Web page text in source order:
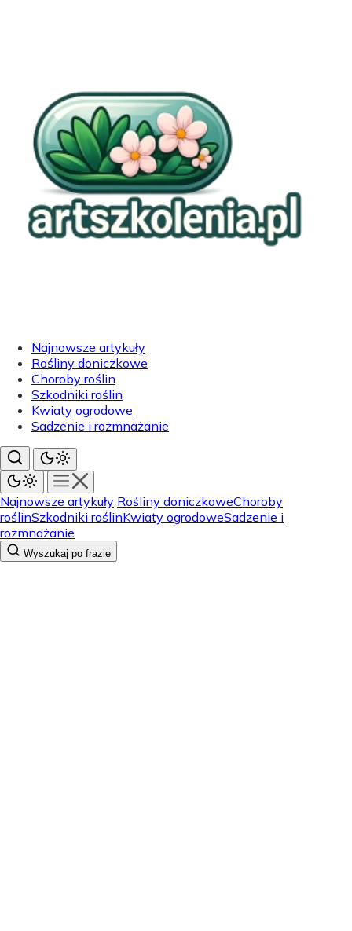
Najnowsze artykuły
Rośliny doniczkowe
Choroby roślin
Szkodniki roślin
Kwiaty ogrodowe
Sadzenie i rozmnażanie
Najnowsze artykuły Rośliny doniczkoweChoroby
roślinSzkodniki roślinKwiaty ogrodoweSadzenie i
rozmnażanie
Wyszukaj po frazie